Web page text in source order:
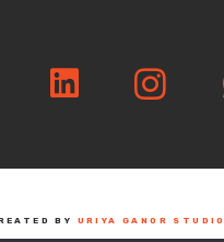
BY URIYA GANOR STUDIO